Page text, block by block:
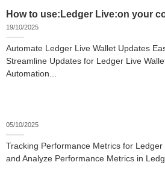
How to use:Ledger Live:on your
19/10/2025
Automate Ledger Live Wallet Updates
Streamline Updates for Ledger Live
Automation...
05/10/2025
Tracking Performance Metrics for
and Analyze Performance Metrics in